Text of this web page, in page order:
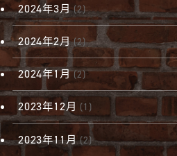
2024年3月(2)
2024年2月(2)
2024年1月(2)
2023年12月 (1)
2023年11月(2)